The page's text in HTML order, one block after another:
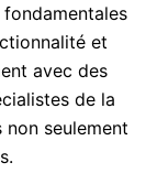
et
avec des
de la
seulement